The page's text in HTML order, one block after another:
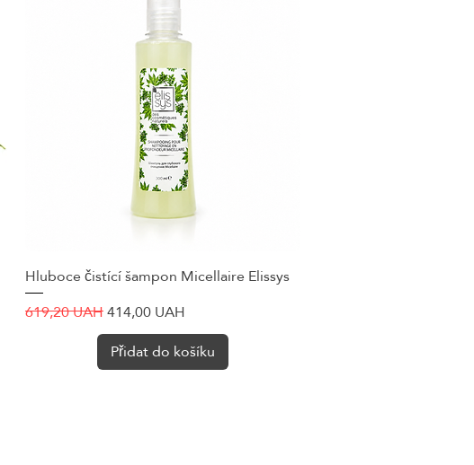
Rychlý náhled
Hluboce čistící šampon Micellaire Elissys
Běžná cena
619,20 UAHZvýhodněná cena
414,00 UAH
Přidat do košíku